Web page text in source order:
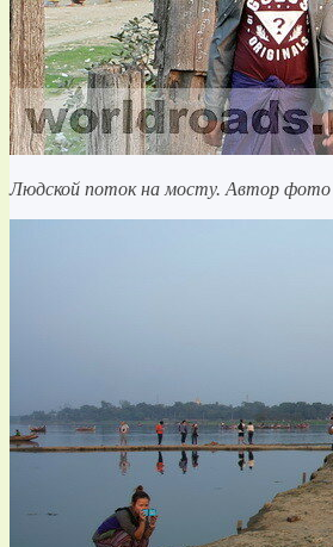
Людской поток на мосту. Автор фото